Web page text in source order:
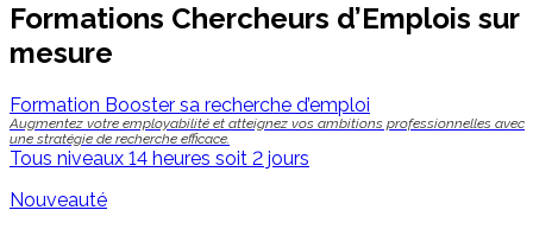
Formations Chercheurs d’Emplois sur
mesure
Formation Booster sa recherche d’emploi
Augmentez votre employabilité et atteignez vos ambitions professionnelles avec
une stratégie de recherche efficace.
Tous niveaux 14 heures soit 2 jours
Nouveauté